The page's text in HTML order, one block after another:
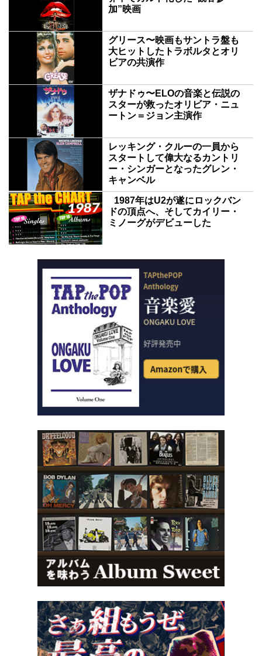
加”映画
グリース〜映画もサントラ盤も
大ヒットしたトラボルタとオリ
ビアの共演作
ザナドゥ〜ELOの音楽と伝説の
スターが救ったオリビア・ニュ
ートン＝ジョン主演作
レッキング・クルーの一員から
スタートして偉大なるカントリ
ー・シンガーとなったグレン・
キャンベル
1987年はU2が遂にロックバン
ドの頂点へ、そしてカイリー・
ミノーグがデビューした